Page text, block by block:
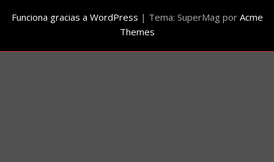
Funciona gracias a WordPress | Tema: SuperMag por Acme
Themes